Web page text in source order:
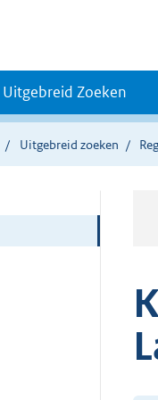
Uitgebreid Zoeken
Uitgebreid zoeken